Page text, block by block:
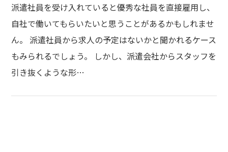
派遣社員を受け入れていると優秀な社員を直接雇用し、
自社で働いてもらいたいと思うことがあるかもしれませ
ん。 派遣社員から求人の予定はないかと聞かれるケース
もみられるでしょう。 しかし、派遣会社からスタッフを
引き抜くような形…